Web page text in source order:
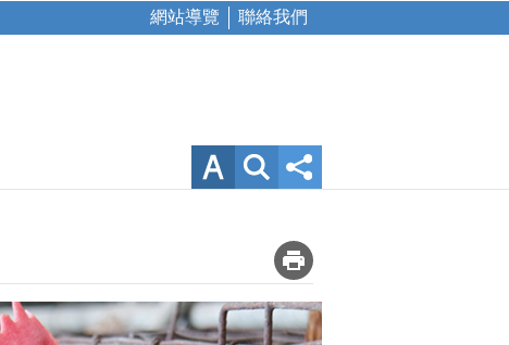
網站導覽 聯絡我們